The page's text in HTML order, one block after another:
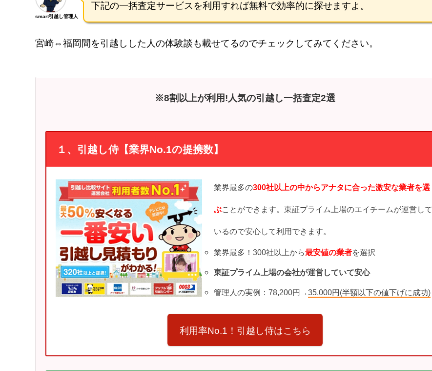
smart引越し管理人
下記の一括査定サービスを利用すれば無料で効率的に探せますよ。
宮崎⇔福岡間を引越しした人の体験談も載せてるのでチェックしてみてください。
※8割以上が利用!人気の引越し一括査定2選
１、引越し侍【業界No.1の提携数】
業界最多の300社以上の中からアナタに合った激安な業者を選
ぶことができます。東証プライム上場のエイチームが運営して
いるので安心して利用できます。
業界最多！300社以上から最安値の業者を選択
東証プライム上場の会社が運営していて安心
管理人の実例：78,200円→35,000円(半額以下の値下げに成功)
利用率No.1！引越し侍はこちら